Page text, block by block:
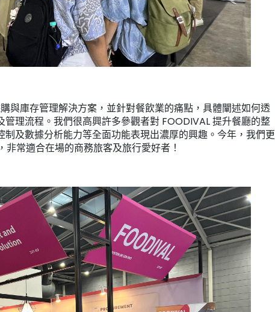
與庫存管理解決方案，並針對餐飲業的痛點，具體闡述如何透
理流程。我們很高興許多參觀者對 FOODIVAL 提升餐廳的整
及數據分析能力等全面功能表現出濃厚的興趣。今年，我們更
常適合在場的商務旅客及旅行愛好者！